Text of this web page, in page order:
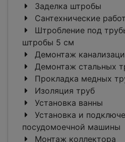
Заделка штробы
Сантехнические
Штробление под
штробы 5 см
Демонтаж
Демонтаж стальных
Прокладка медных
Изоляция труб
Установка ванны
Установка и
посудомоечной машины
Монтаж коллектора